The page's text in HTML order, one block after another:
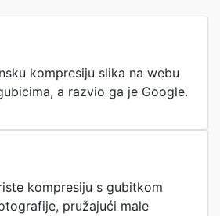
kompresiju slika na webu
a razvio ga je Google.
kompresiju s gubitkom
pružajući male